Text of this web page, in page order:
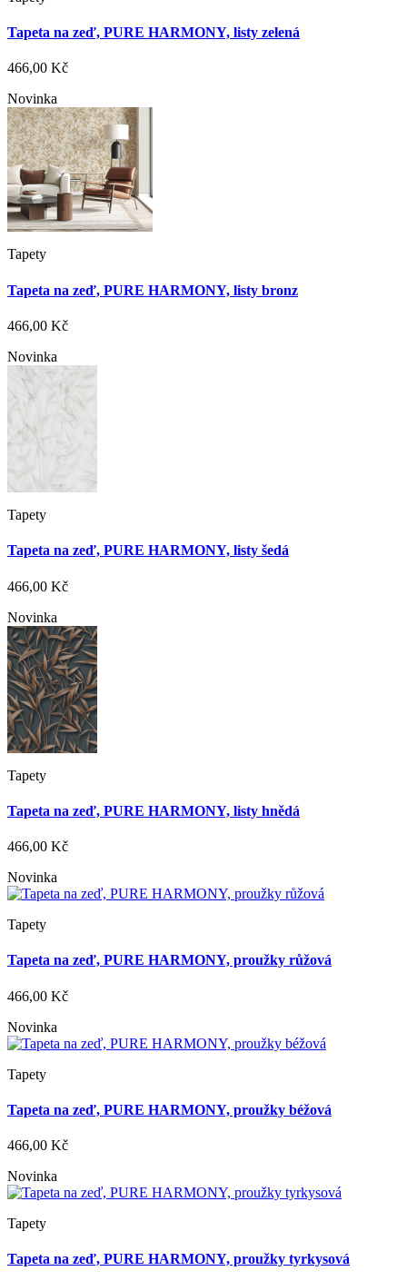
Tapeta na zeď, PURE HARMONY, listy zelená
466,00 Kč
Novinka
Tapety
Tapeta na zeď, PURE HARMONY, listy bronz
466,00 Kč
Novinka
Tapety
Tapeta na zeď, PURE HARMONY, listy šedá
466,00 Kč
Novinka
Tapety
Tapeta na zeď, PURE HARMONY, listy hnědá
466,00 Kč
Novinka
Tapety
Tapeta na zeď, PURE HARMONY, proužky růžová
466,00 Kč
Novinka
Tapety
Tapeta na zeď, PURE HARMONY, proužky béžová
466,00 Kč
Novinka
Tapety
Tapeta na zeď, PURE HARMONY, proužky tyrkysová